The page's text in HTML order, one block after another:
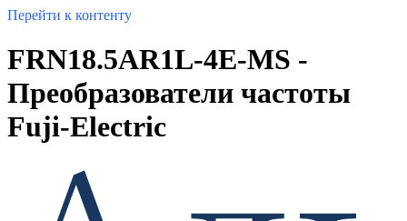
Перейти к контенту
FRN18.5AR1L-4E-MS -
Преобразователи частоты
Fuji-Electric